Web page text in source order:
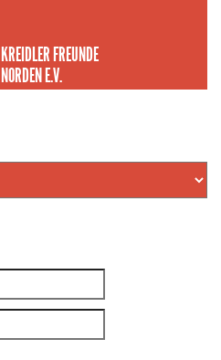
KREIDLER FREUNDE
NORDEN E.V.